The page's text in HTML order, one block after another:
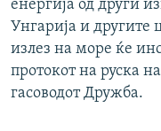
енергија од други
Унгарија и другите
излез на море ќе
протокот на руска
гасоводот Дружба.